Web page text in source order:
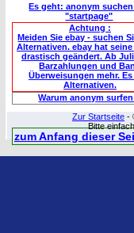
Es geht: anonym
"startpage"
Achtung :
Meiden Sie ebay - suchen
Alternativen. ebay hat
drastisch geändert. Ab
Barzahlungen und
Überweisungen mehr.
Alternativen.
Warum anonym surfen
Zur Startseite -
Bitte
zum Anfang dieser